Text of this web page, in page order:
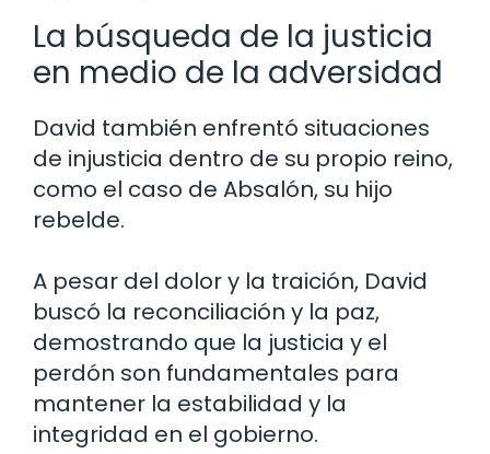
La búsqueda de la justicia
en medio de la adversidad
David también enfrentó situaciones
de injusticia dentro de su propio reino,
como el caso de Absalón, su hijo
rebelde.
A pesar del dolor y la traición, David
buscó la reconciliación y la paz,
demostrando que la justicia y el
perdón son fundamentales para
mantener la estabilidad y la
integridad en el gobierno.